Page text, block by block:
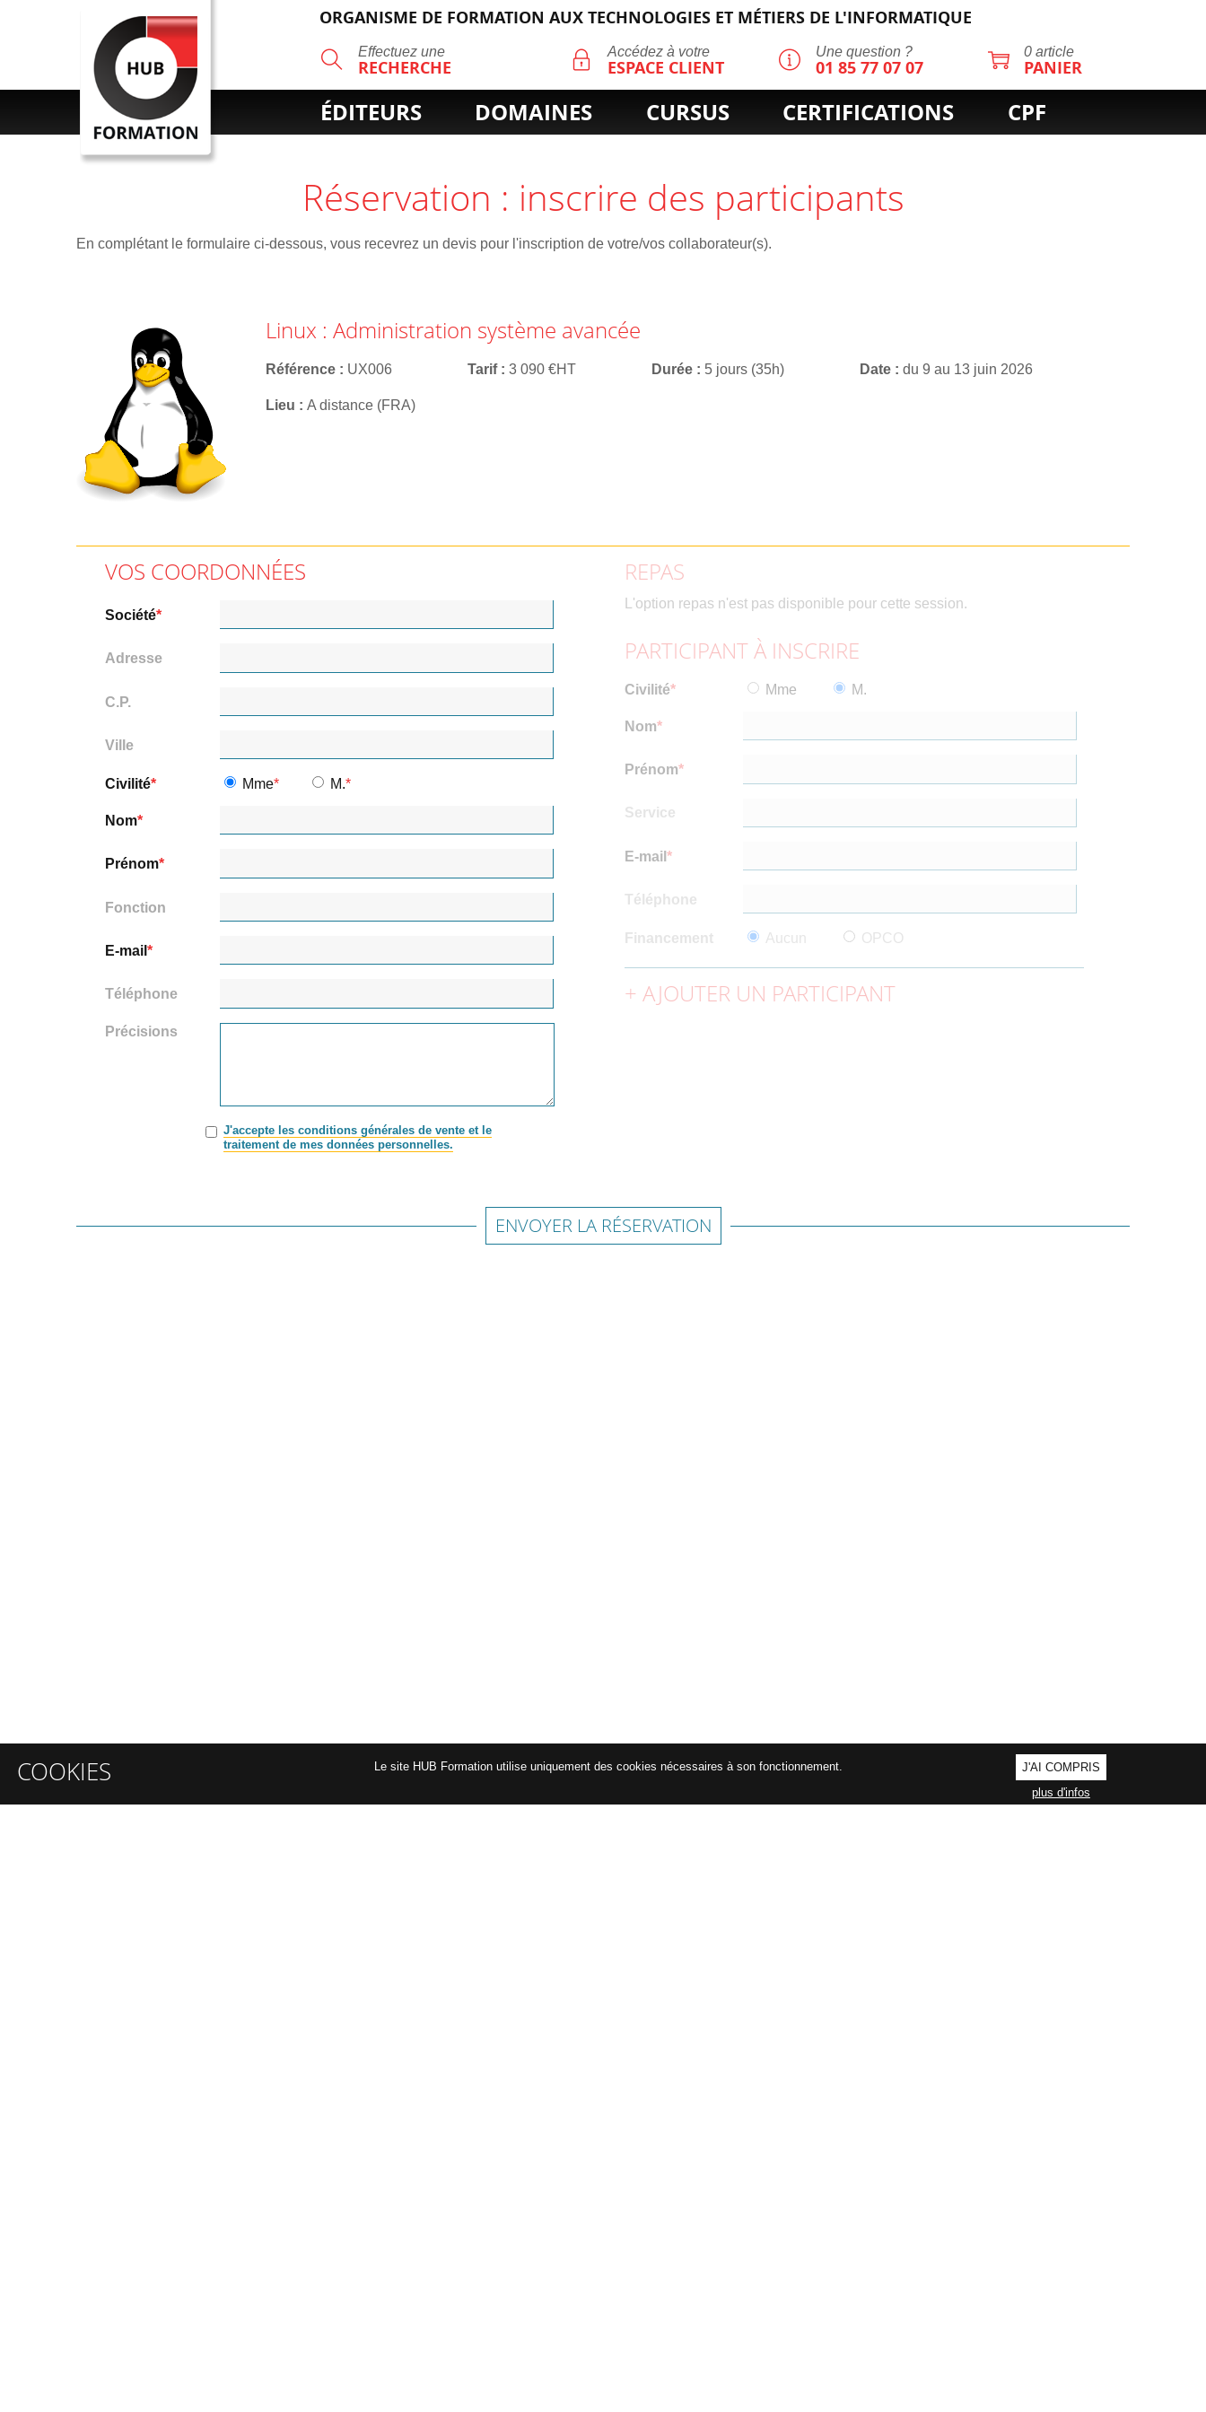
ORGANISME DE FORMATION AUX TECHNOLOGIES ET MÉTIERS DE L'INFORMATIQUE
Effectuez une
RECHERCHE
RECHERCHE Accédez à votre
ESPACE CLIENT
Une question ?
01 85 77 07 07
0 article
PANIER
ÉDITEURS DOMAINES CURSUS CERTIFICATIONS CPF
Réservation : inscrire des participants
En complétant le formulaire ci-dessous, vous recevrez un devis pour l'inscription de votre/vos collaborateur(s).
Linux : Administration système avancée
Référence UX006 Tarif 3 090 €HT Durée 5 jours (35h) Date du 9 au 13 juin 2026
Lieu A distance (FRA)
VOS COORDONNÉES
Société
Adresse
C.P.
Ville
Civilité Mme M.
Nom
Prénom
Fonction
E-mail
Téléphone
Précisions
J'accepte les conditions générales de vente et le
traitement de mes données personnelles.
REPAS
L'option repas n'est pas disponible pour cette session.
PARTICIPANT À INSCRIRE
Civilité Mme M.
Nom
Prénom
Service
E-mail
Téléphone
Financement Aucun OPCO
AJOUTER UN PARTICIPANT
ENVOYER LA RÉSERVATION
COOKIES Le site HUB Formation utilise uniquement des cookies nécessaires à son fonctionnement.
J'AI COMPRIS
plus d'infos